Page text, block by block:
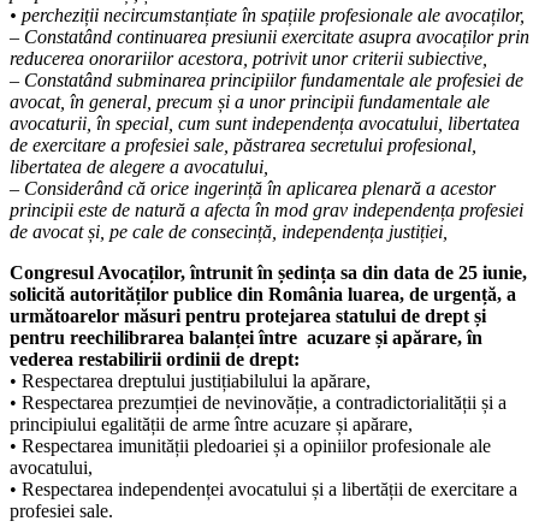
• percheziții necircumstanțiate în spațiile profesionale ale avocaților,
– Constatând continuarea presiunii exercitate asupra avocaților prin
reducerea onorariilor acestora, potrivit unor criterii subiective,
– Constatând subminarea principiilor fundamentale ale profesiei de
avocat, în general, precum și a unor principii fundamentale ale
avocaturii, în special, cum sunt independența avocatului, libertatea
de exercitare a profesiei sale, păstrarea secretului profesional,
libertatea de alegere a avocatului,
– Considerând că orice ingerință în aplicarea plenară a acestor
principii este de natură a afecta în mod grav independența profesiei
de avocat și, pe cale de consecință, independența justiției,
Congresul Avocaților, întrunit în ședința sa din data de 25 iunie,
solicită autorităților publice din România luarea, de urgență, a
următoarelor măsuri pentru protejarea statului de drept și
pentru reechilibrarea balanței între acuzare și apărare, în
vederea restabilirii ordinii de drept:
• Respectarea dreptului justițiabilului la apărare,
• Respectarea prezumției de nevinovăție, a contradictorialității și a
principiului egalității de arme între acuzare și apărare,
• Respectarea imunității pledoariei și a opiniilor profesionale ale
avocatului,
• Respectarea independenței avocatului și a libertății de exercitare a
profesiei sale.